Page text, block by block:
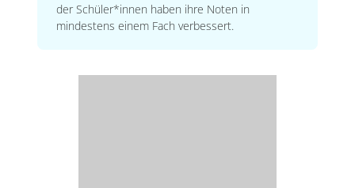
der Schüler*innen haben ihre Noten in
mindestens einem Fach verbessert.